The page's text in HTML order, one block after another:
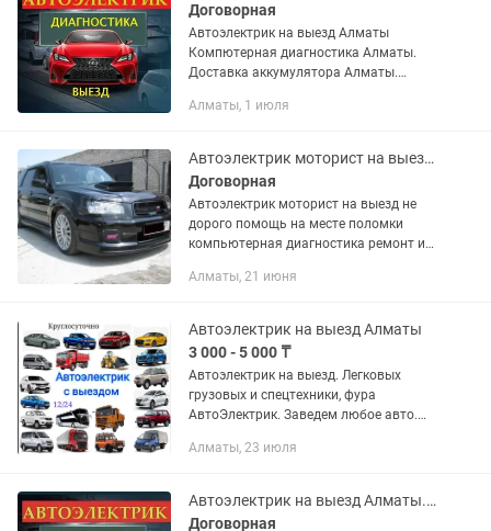
Договорная
Автоэлектрик на выезд Алматы
Компютерная диагностика Алматы.
Доставка аккумулятора Алматы.
Наши специалисты быстро прибудут
понимаем,...
Алматы, 1 июля
Автоэлектрик моторист на выезд не дорого
Договорная
Автоэлектрик моторист на выезд не
дорого помощь на месте поломки
компьютерная диагностика ремонт и
Алматы, 21 июня
Автоэлектрик на выезд Алматы
3 000 - 5 000 ₸
Автоэлектрик на выезд. Легковых
грузовых и спецтехники, фура
АвтоЭлектрик. Заведем любое авто.
Производим ремонт легковых и
сложности не важно...
Алматы, 23 июля
Автоэлектрик на выезд Алматы. Комп диагностика. Ремонт генератор, стартера
Договорная